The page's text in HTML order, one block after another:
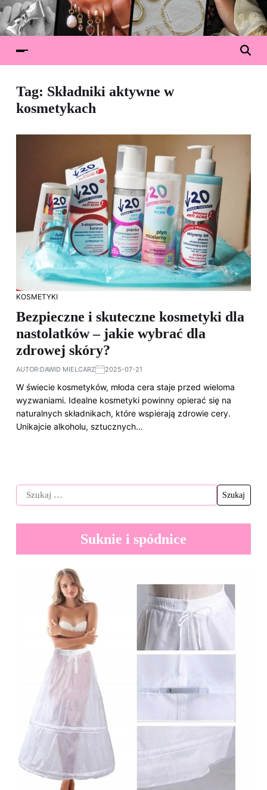
Tag: Składniki aktywne w
kosmetykach
KOSMETYKI
Bezpieczne i skuteczne kosmetyki dla
nastolatków – jakie wybrać dla
zdrowej skóry?
AUTOR:DAWID MIELCARZ 2025-07-21
W świecie kosmetyków, młoda cera staje przed wieloma
wyzwaniami. Idealne kosmetyki powinny opierać się na
naturalnych składnikach, które wspierają zdrowie cery.
Unikajcie alkoholu, sztucznych…
Suknie i spódnice